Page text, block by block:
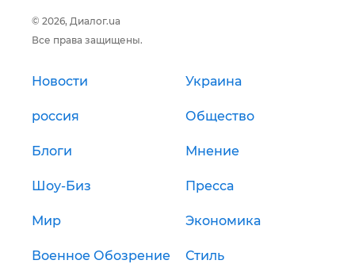
© 2026, Диалог.ua
Все права защищены.
Новости Украина
россия Общество
Блоги Мнение
Шоу-Биз Пресса
Мир Экономика
Военное Обозрение Стиль